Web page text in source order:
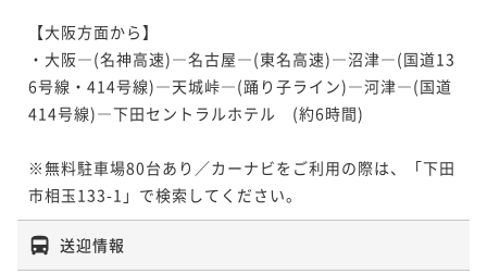
【大阪方面から】
・大阪―(名神高速)―名古屋―(東名高速)―沼津―(国道13
6号線・414号線)―天城峠―(踊り子ライン)―河津―(国道
414号線)―下田セントラルホテル　(約6時間)
※無料駐車場80台あり／カーナビをご利用の際は、「下田
送迎情報